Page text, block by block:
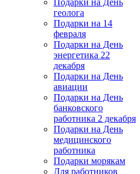
Подарки на День
геолога
Подарки на 14
февраля
Подарки на День
энергетика 22
декабря
Подарки на День
авиации
Подарки на День
банковского
работника 2 декабря
Подарки на День
медицинского
работника
Подарки морякам
Для работников